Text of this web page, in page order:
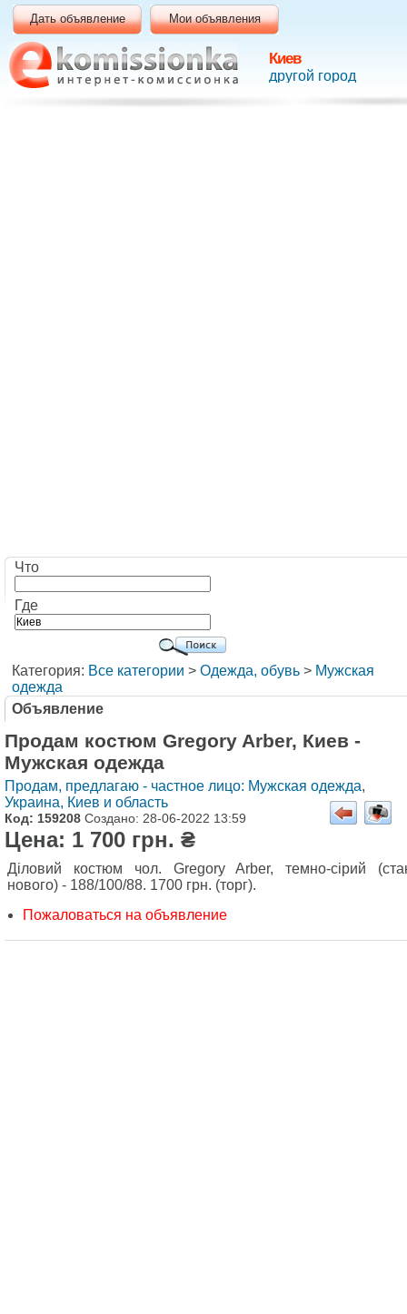
Киев
другой город
Дать объявление Мои объявления
Что
Где
Категория: Все категории > Одежда, обувь > Мужская
одежда
Объявление
Продам костюм Gregory Arber, Киев -
Мужская одежда
Продам, предлагаю - частное лицо: Мужская одежда,
Украина, Киев и область
Код: 159208 Создано: 28-06-2022 13:59
Цена: 1 700 грн. ₴
Діловий костюм чол. Gregory Arber, темно-сірий
нового) - 188/100/88. 1700 грн. (торг).
Пожаловаться на объявление